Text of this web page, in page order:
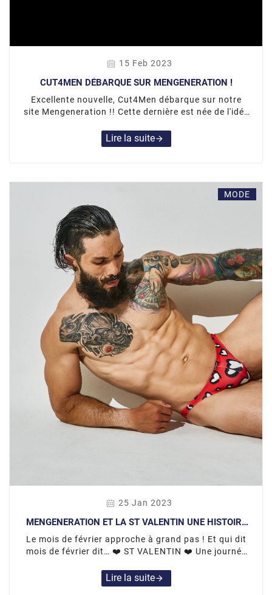
15 Feb 2023
CUT4MEN DÉBARQUE SUR MENGENERATION !
Excellente nouvelle, Cut4Men débarque sur notre
site Mengeneration !! Cette dernière est née de l'idée
créateurs de la célèbre marque Joe Snyder.
Lire la suitearrow_forward
MODE
25 Jan 2023
MENGENERATION ET LA ST VALENTIN UNE HISTOIRE
Le mois de février approche à grand pas ! Et qui dit
mois de février dit… ❤️ ST VALENTIN ❤️ Une journée
futur(e ) Valentin/Valentine.
Lire la suitearrow_forward